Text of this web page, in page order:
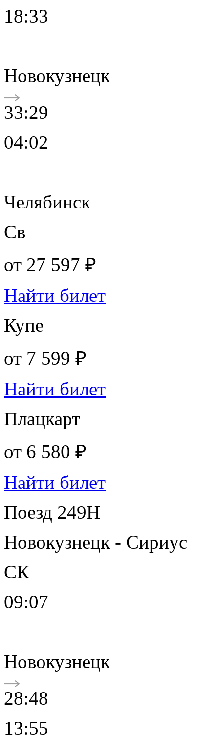
18:33
Новокузнецк
33:29
04:02
Челябинск
Св
от 27 597 ₽
Найти билет
Купе
от 7 599 ₽
Найти билет
Плацкарт
от 6 580 ₽
Найти билет
Поезд 249Н
Новокузнецк - Сириус
СК
09:07
Новокузнецк
28:48
13:55